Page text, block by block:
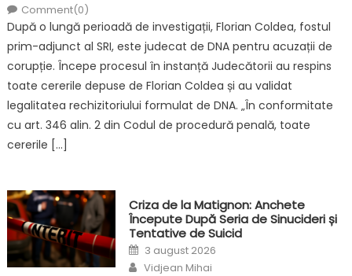
Comment(0)
După o lungă perioadă de investigații, Florian Coldea, fostul
prim-adjunct al SRI, este judecat de DNA pentru acuzații de
corupție. Începe procesul în instanță Judecătorii au respins
toate cererile depuse de Florian Coldea și au validat
legalitatea rechizitoriului formulat de DNA. „În conformitate
cu art. 346 alin. 2 din Codul de procedură penală, toate
cererile […]
Criza de la Matignon: Anchete
Începute După Seria de Sinucideri și
Tentative de Suicid
Posted
on
3 august 2026
Author
Vidjean Mihai